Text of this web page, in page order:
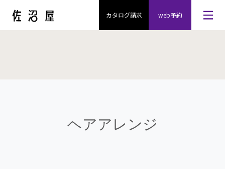
カタログ請求 web予約
ヘアアレンジ